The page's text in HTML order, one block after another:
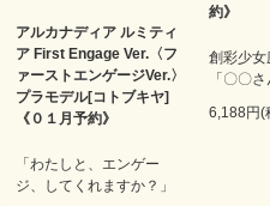
アルカナディア ルミティ
ア First Engage Ver.〈フ
ァーストエンゲージVer.〉
プラモデル[コトブキヤ]
《０１月予約》
「わたしと、エンゲー
ジ、してくれますか？」
約》
創彩少女
「〇〇
6,188円(